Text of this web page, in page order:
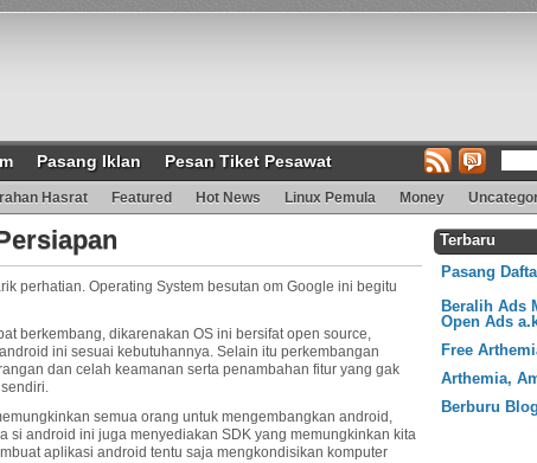
Pasang Iklan Pesan Tiket Pesawat
Hasrat Featured Hot News Linux Pemula Money
perhatian. Operating System besutan om Google ini begitu
berkembang, dikarenakan OS ini bersifat open source,
ini sesuai kebutuhannya. Selain itu perkembangan
dan celah keamanan serta penambahan fitur yang gak
semua orang untuk mengembangkan android,
si android ini juga menyediakan SDK yang memungkinkan kita
aplikasi android tentu saja mengkondisikan komputer
Terbaru
Pasang
Beralih Ads
Open Ads
Free
Arthemia,
Berburu